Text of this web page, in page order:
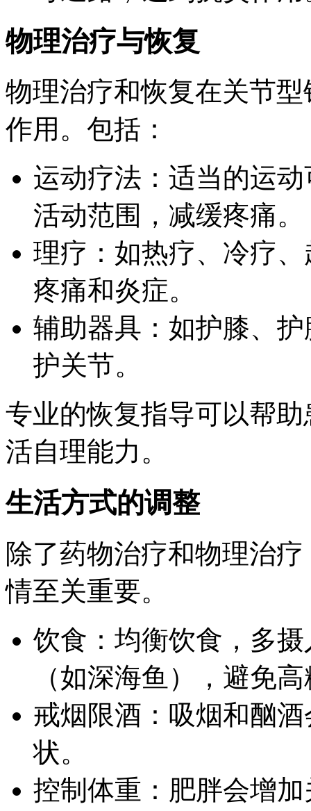
物理治疗与恢复
物理治疗和恢复在关节
作用。包括：
运动疗法：适当的运
活动范围，减缓疼痛。
理疗：如热疗、冷疗
疼痛和炎症。
辅助器具：如护膝、
护关节。
专业的恢复指导可以帮
活自理能力。
生活方式的调整
除了药物治疗和物理治
情至关重要。
饮食：均衡饮食，多摄
（如深海鱼），避免
戒烟限酒：吸烟和酗
状。
控制体重：肥胖会增